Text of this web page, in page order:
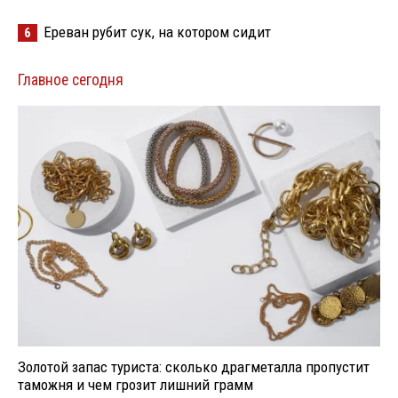
6 Ереван рубит сук, на котором сидит
Главное сегодня
Золотой запас туриста: сколько драгметалла пропустит
таможня и чем грозит лишний грамм